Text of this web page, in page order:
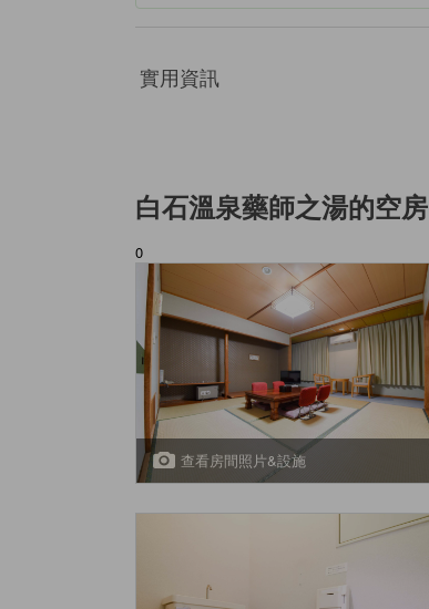
實用資訊
白石溫泉藥師之湯的空房
0
查看房間照片&設施